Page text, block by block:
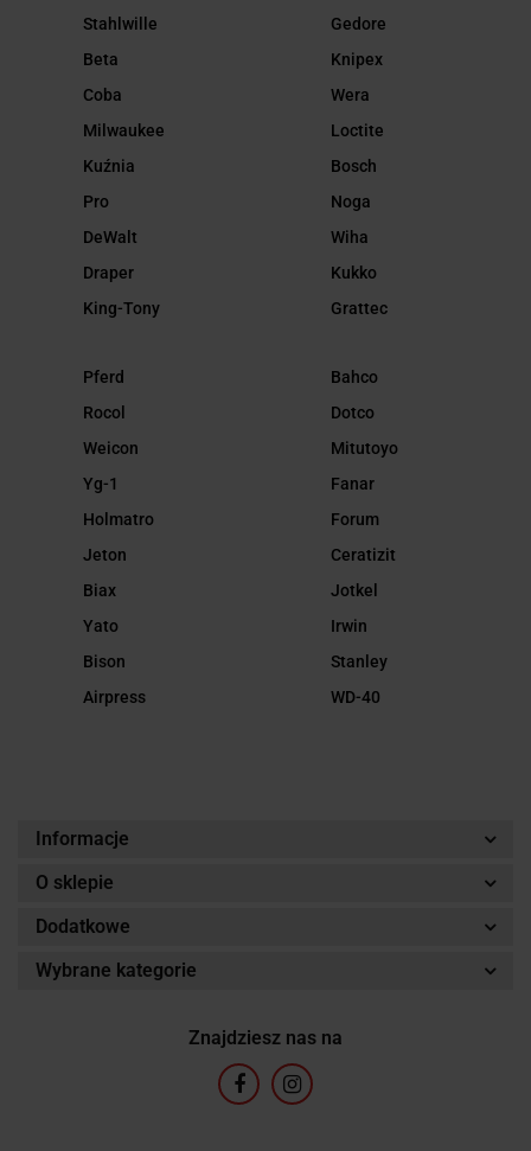
Stahlwille
Beta
Coba
Milwaukee
Kuźnia
Pro
DeWalt
Draper
King-Tony
Gedore
Knipex
Wera
Loctite
Bosch
Noga
Wiha
Kukko
Grattec
Pferd
Rocol
Weicon
Yg-1
Holmatro
Jeton
Biax
Yato
Bison
Airpress
Bahco
Dotco
Mitutoyo
Fanar
Forum
Ceratizit
Jotkel
Irwin
Stanley
WD-40
Informacje
O sklepie
Dodatkowe
Wybrane kategorie
Znajdziesz nas na